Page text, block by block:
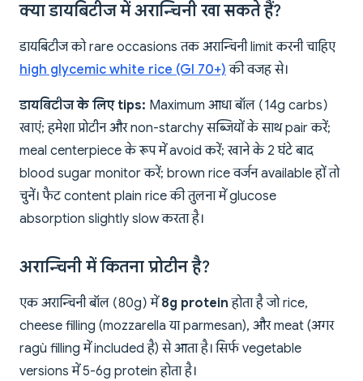
क्या डायबिटीज में अरान्चिनी खा सकते हैं?
डायबिटीज को rare occasions तक अरान्चिनी limit करनी चाहिए
high glycemic white rice (GI 70+) की वजह से।
डायबिटीज के लिए tips: Maximum आधा बॉल (14g carbs)
खाएं; हमेशा प्रोटीन और non-starchy सब्जियों के साथ pair करें;
meal centerpiece के रूप में avoid करें; खाने के 2 घंटे बाद
blood sugar monitor करें; brown rice वर्जन available हों तो
चुनें। फैट content plain rice की तुलना में glucose
absorption slightly slow करता है।
अरान्चिनी में कितना प्रोटीन है?
एक अरान्चिनी बॉल (80g) में 8g protein होता है जो rice,
cheese filling (mozzarella या parmesan), और meat (अगर
ragù filling में included है) से आता है। सिर्फ vegetable
versions में 5-6g protein होता है।